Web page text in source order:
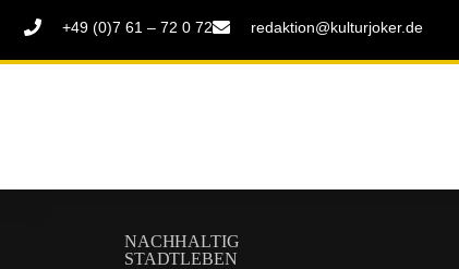
+49 (0)7 61 – 72 0 72 redaktion@kulturjoker.de
NACHHALTIG
STADTLEBEN